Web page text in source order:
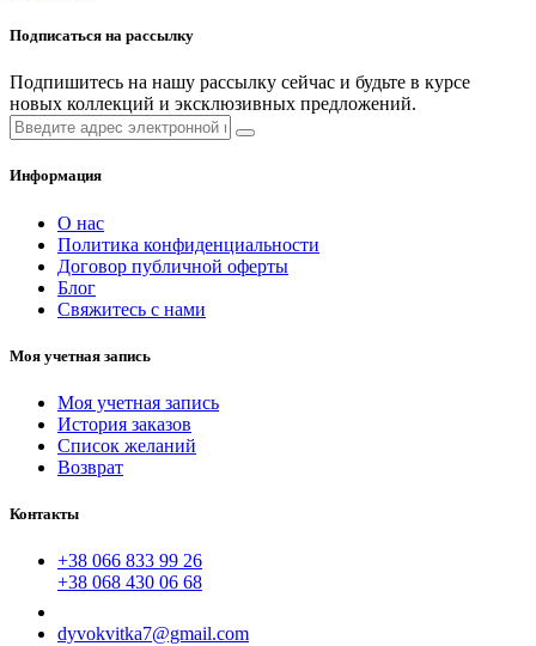
Подписаться на рассылку
Подпишитесь на нашу рассылку сейчас и будьте в курсе
новых коллекций и эксклюзивных предложений.
Информация
О нас
Политика конфиденциальности
Договор публичной оферты
Блог
Свяжитесь с нами
Моя учетная запись
Моя учетная запись
История заказов
Список желаний
Возврат
Контакты
+38 066 833 99 26
+38 068 430 06 68
dyvokvitka7@gmail.com